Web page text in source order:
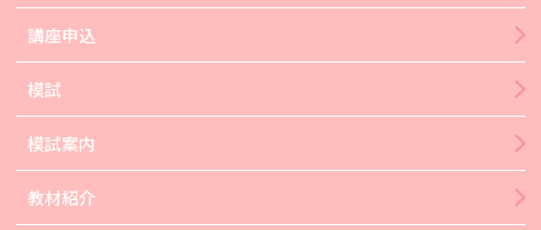
講座申込
模試
模試案内
教材紹介